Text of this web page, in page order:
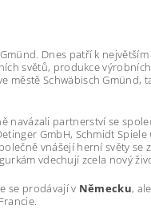
Dnes patří k
světů, produkce
městě Schwäbisch Gmünd,
navázali partnerství se
GmbH, Schmidt Spiele
vnášejí herní světy se
vdechují zcela nový
se prodávají v Německu,